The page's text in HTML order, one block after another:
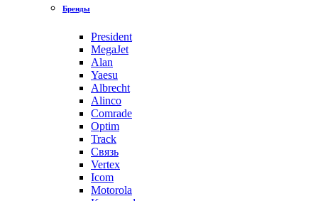
Бренды
President
MegaJet
Alan
Yaesu
Albrecht
Alinco
Comrade
Optim
Track
Связь
Vertex
Icom
Motorola